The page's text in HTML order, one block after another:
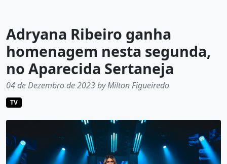
Adryana Ribeiro ganha
homenagem nesta segunda,
no Aparecida Sertaneja
04 de Dezembro de 2023 by Milton Figueiredo
TV